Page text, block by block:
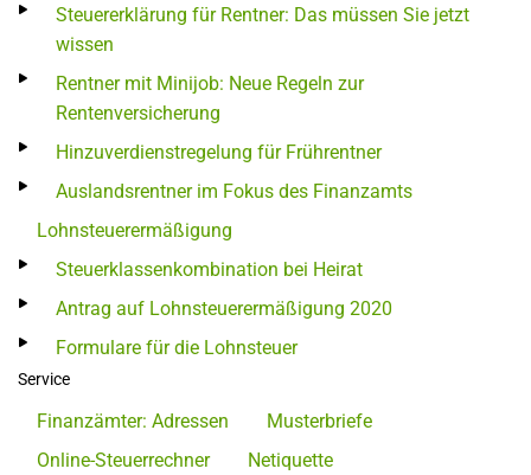
Steuererklärung für Rentner: Das müssen Sie jetzt
wissen
Rentner mit Minijob: Neue Regeln zur
Rentenversicherung
Hinzuverdienstregelung für Frührentner
Auslandsrentner im Fokus des Finanzamts
Lohnsteuerermäßigung
Steuerklassenkombination bei Heirat
Antrag auf Lohnsteuerermäßigung 2020
Formulare für die Lohnsteuer
Service
Finanzämter: Adressen
Musterbriefe
Online-Steuerrechner
Netiquette